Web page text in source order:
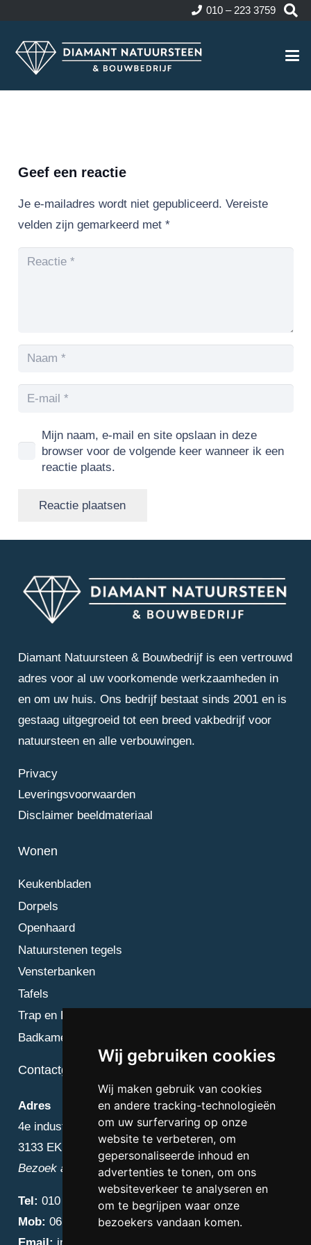
Wij gebruiken cookies
Wij maken gebruik van cookies
en andere tracking-technologieën
om uw surfervaring op onze
website te verbeteren, om
gepersonaliseerde inhoud en
advertenties te tonen, om ons
websiteverkeer te analyseren en
om te begrijpen waar onze
bezoekers vandaan komen.
010 – 223 3759
Geef een reactie
Je e-mailadres wordt niet gepubliceerd. Vereiste
velden zijn gemarkeerd met *
Mijn naam, e-mail en site opslaan in deze
browser voor de volgende keer wanneer ik een
reactie plaats.
Reactie plaatsen
Diamant Natuursteen & Bouwbedrijf is een vertrouwd
adres voor al uw voorkomende werkzaamheden in
en om uw huis. Ons bedrijf bestaat sinds 2001 en is
gestaag uitgegroeid tot een breed vakbedrijf voor
natuursteen en alle verbouwingen.
Privacy
Leveringsvoorwaarden
Disclaimer beeldmateriaal
Wonen
Keukenbladen
Dorpels
Openhaard
Natuurstenen tegels
Vensterbanken
Tafels
Trap en Bordes
Badkamer
Contactgegevens
Adres
4e industriestraat 25
3133 EK Vlaardingen
Bezoek alleen op afspraak
Tel: 010 – 223 3759
Mob: 06 – 4838 1000
Email: info@diamantnatuursteen.nl